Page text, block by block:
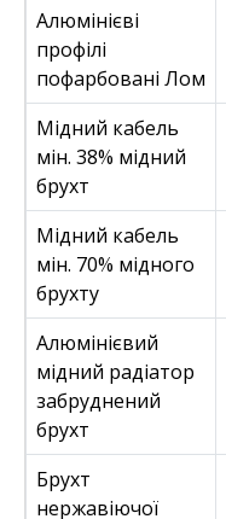
Алюмінієві
профілі
пофарбовані Лом
Мідний кабель
мін. 38% мідний
брухт
Мідний кабель
мін. 70% мідного
брухту
Алюмінієвий
мідний радіатор
забруднений
брухт
Брухт
нержавіючої